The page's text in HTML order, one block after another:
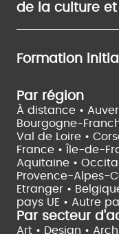
de la culture
Formation
Par région
À distance •
Bourgogne-
Val de Loire •
France •
Île-de-
Aquitaine •
Provence-Alpes-
Etranger •
pays UE • Autre
Par secteur
Art • Design •